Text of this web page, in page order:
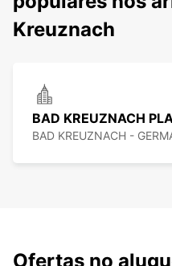
Kreuznach
BAD KREUZNACH
BAD KREUZNACH -
Ofertas no